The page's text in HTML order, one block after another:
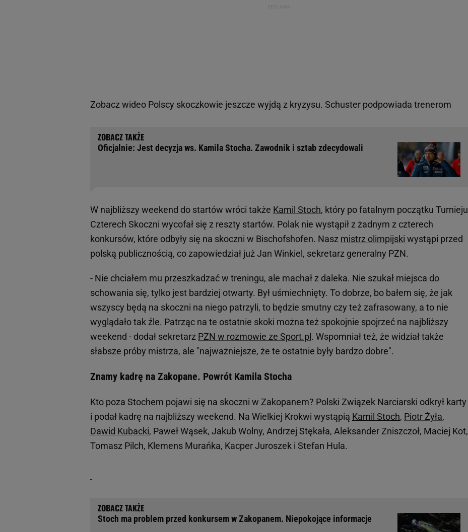
Zobacz wideo Polscy skoczkowie jeszcze wyjdą z kryzysu. Schuster podpowiada trenerom
Oficjalnie: Jest decyzja ws. Kamila Stocha. Zawodnik i sztab zdecydowali
W najbliższy weekend do startów wróci także Kamil Stoch, który po fatalnym początku Turnieju
Czterech Skoczni wycofał się z reszty startów. Polak nie wystąpił z żadnym z czterech
konkursów, które odbyły się na skoczni w Bischofshofen. Nasz mistrz olimpijski wystąpi przed
polską publicznością, co zapowiedział już Jan Winkiel, sekretarz generalny PZN.
- Nie chciałem mu przeszkadzać w treningu, ale machał z daleka. Nie szukał miejsca do
schowania się, tylko jest bardziej otwarty. Był uśmiechnięty. To dobrze, bo bałem się, że jak
wszyscy będą na skoczni na niego patrzyli, to będzie smutny czy też zafrasowany, a to nie
wyglądało tak źle. Patrząc na te ostatnie skoki można też spokojnie spojrzeć na najbliższy
weekend - dodał sekretarz PZN w rozmowie ze Sport.pl . Wspomniał też, że widział także
słabsze próby mistrza, ale "najważniejsze, że te ostatnie były bardzo dobre".
Znamy kadrę na Zakopane. Powrót Kamila Stocha
Kto poza Stochem pojawi się na skoczni w Zakopanem? Polski Związek Narciarski odkrył karty
i podał kadrę na najbliższy weekend. Na Wielkiej Krokwi wystąpią Kamil Stoch, Piotr Żyła,
Dawid Kubacki, Paweł Wąsek, Jakub Wolny, Andrzej Stękała, Aleksander Zniszczoł, Maciej Kot,
Tomasz Pilch, Klemens Murańka, Kacper Juroszek i Stefan Hula.
Stoch ma problem przed konkursem w Zakopanem. Niepokojące informacje